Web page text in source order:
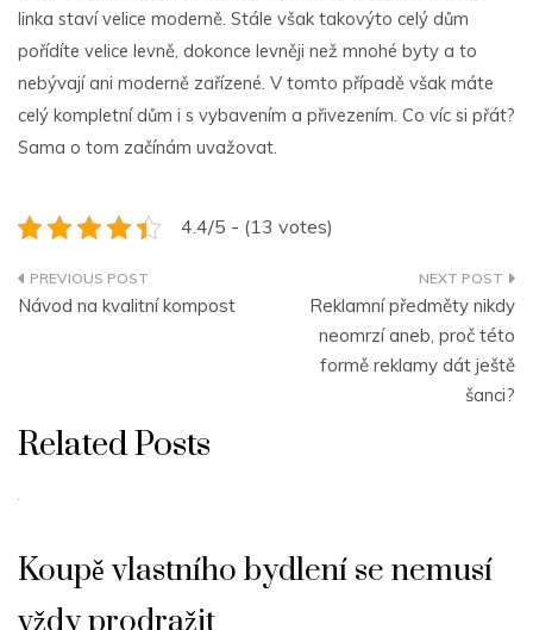
linka staví velice moderně. Stále však takovýto celý dům
pořídíte velice levně, dokonce levněji než mnohé byty a to
nebývají ani moderně zařízené. V tomto případě však máte
celý kompletní dům i s vybavením a přivezením. Co víc si přát?
Sama o tom začínám uvažovat.
4.4/5 - (13 votes)
Navigace
Návod na kvalitní kompost
Reklamní předměty nikdy
neomrzí aneb, proč této
formě reklamy dát ještě
šanci?
Related Posts
Koupě vlastního bydlení se nemusí